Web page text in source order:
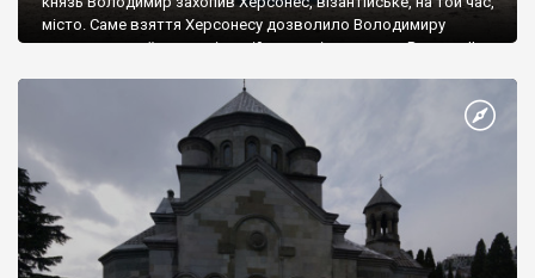
місто. Саме взяття Херсонесу дозволило Володимиру
диктувати свої умови візантійському імператору Василю ІІ, та
Херсонесі Володимир-язичник, став Василем-християнином.
А потім було Хрещення Русі. На честь Херсонесу Таврійського